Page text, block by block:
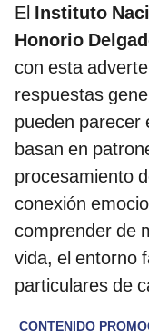
El Instituto
Honorio
con esta
respuestas
pueden parecer
basan en
procesamiento
conexión
comprender de
vida, el entorno
particulares de